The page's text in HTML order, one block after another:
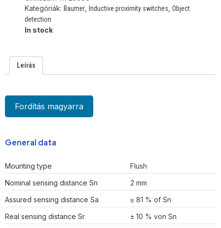
Kategóriák: Baumer Inductive proximity switches Object
detection
In stock
Leírás
Fordítás magyarra
General data
Mounting type
Flush
Nominal sensing distance Sn
2 mm
Assured sensing distance Sa
≤ 81 % of Sn
Real sensing distance Sr
± 10 % von Sn